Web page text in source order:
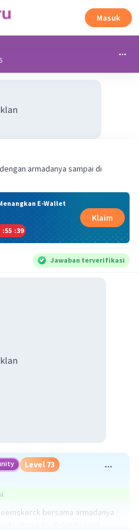
Masuk
armadanya sampai di
E-Wallet
:55 :39
Klaim
Jawaban terverifikasi
Level 73
bersama armadanya